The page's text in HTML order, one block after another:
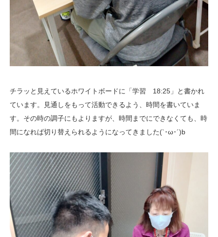
チラッと見えているホワイトボードに「学習 18:25」と書かれ
ています。見通しをもって活動できるよう、時間を書いていま
す。その時の調子にもよりますが、時間までにできなくても、時
間になれば切り替えられるようになってきました(`･ω･´)b